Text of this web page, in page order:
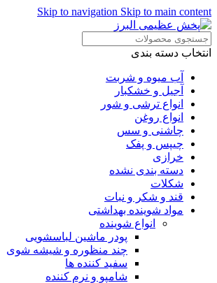
Skip to navigation Skip to main content
انتخاب دسته بندی
آب میوه و شربت
آجیل و خشکبار
انواع ترشی و شور
انواع روغن
چاشنی و سس
چیپس و پفک
خرازی
دسته بندی نشده
شکلات
قند و شکر و نبات
مواد شوینده بهداشتی
انواع شوینده
پودر ماشین لباسشویی
چند منظوره و شیشه شوی
سفید کننده ها
شامپو و نرم کننده